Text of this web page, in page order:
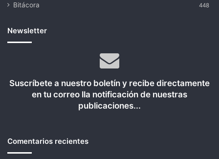
Bitácora 448
Newsletter
Suscríbete a nuestro boletín y recibe directamente
en tu correo lla notificación de nuestras
publicaciones...
Comentarios recientes